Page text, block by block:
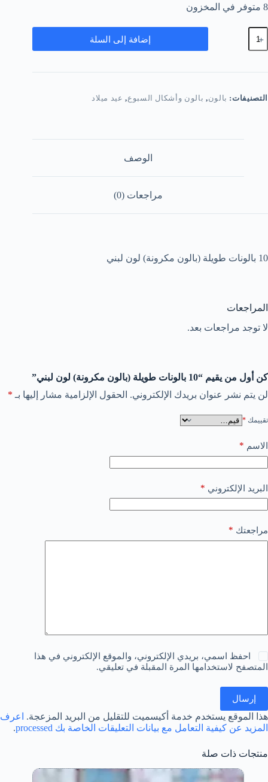
8 متوفر في المخزون
كمية
10
بالونات
(بالون
لون
إضافة إلى السلة
التصنيفات: بالون, بالون وأشكال السبوع, عيد ميلاد
الوصف
مراجعات (0)
10 بالونات طويلة (بالون مكرونة) لون لبني
المراجعات
لا توجد مراجعات بعد.
كن أول من يقيم “10 بالونات طويلة (بالون مكرونة) لون لبني”
لن يتم نشر عنوان بريدك الإلكتروني. الحقول الإلزامية مشار إليها بـ *
تقييمك *
الاسم *
البريد الإلكتروني *
مراجعتك *
احفظ اسمي، بريدي الإلكتروني، والموقع الإلكتروني في هذا
المتصفح لاستخدامها المرة المقبلة في تعليقي.
إرسال
هذا الموقع يستخدم خدمة أكيسميت للتقليل من البريد المزعجة.
اعرف
المزيد عن كيفية التعامل مع بيانات التعليقات الخاصة بك processed
.
منتجات ذات صلة